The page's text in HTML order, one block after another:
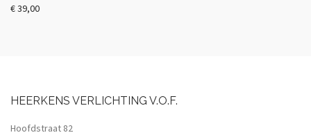
€39,00
HEERKENS VERLICHTING V.O.F.
Hoofdstraat 82